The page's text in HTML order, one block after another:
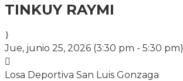
TINKUY RAYMI
Jue, junio 25, 2026 (3:30 pm - 5:30 pm)
Losa Deportiva San Luis Gonzaga